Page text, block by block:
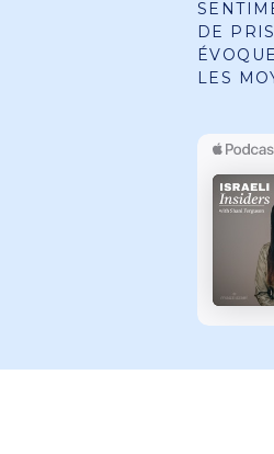
DE
LES